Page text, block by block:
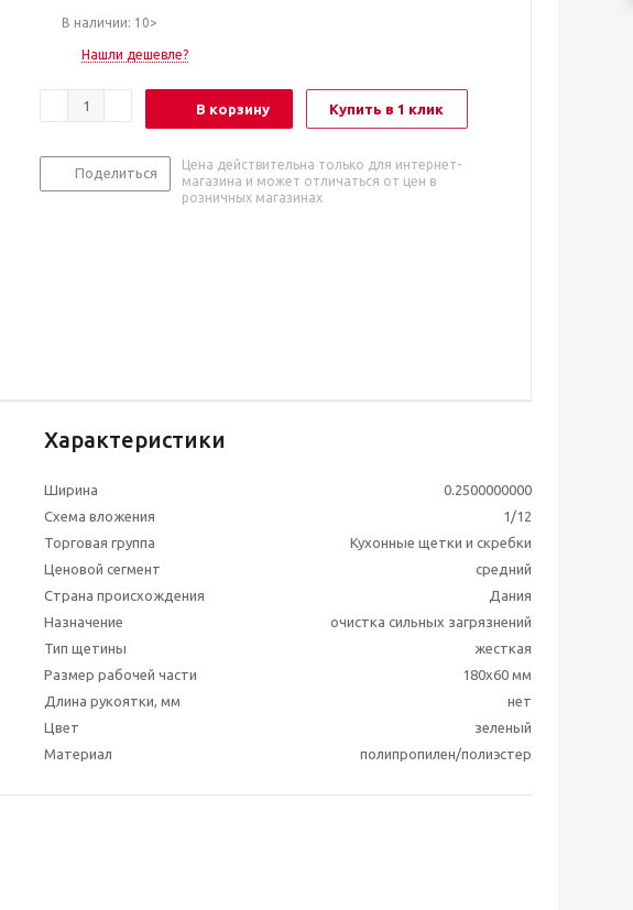
В наличии: 10>
Нашли дешевле?
В корзину Купить в 1 клик
Поделиться
Цена действительна только для интернет-
магазина и может отличаться от цен в
розничных магазинах
Характеристики
Ширина
0.2500000000
Схема вложения
1/12
Торговая группа
Кухонные щетки и скребки
Ценовой сегмент
средний
Страна происхождения
Дания
Назначение
очистка сильных загрязнений
Тип щетины
жесткая
Размер рабочей части
180x60 мм
Длина рукоятки, мм
нет
Цвет
зеленый
Материал
полипропилен/полиэстер